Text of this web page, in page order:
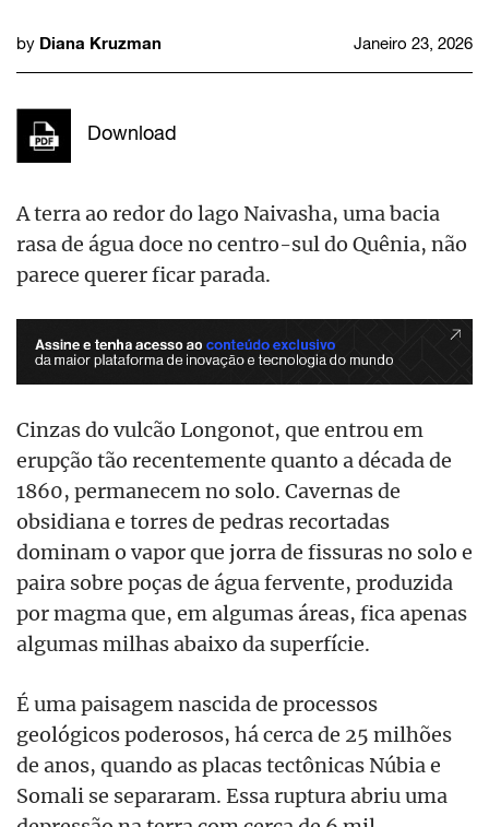
by Diana Kruzman Janeiro 23, 2026
Download
A terra ao redor do lago Naivasha, uma bacia
rasa de água doce no centro-sul do Quênia, não
parece querer ficar parada.
Cinzas do vulcão Longonot, que entrou em
erupção tão recentemente quanto a década de
1860, permanecem no solo. Cavernas de
obsidiana e torres de pedras recortadas
dominam o vapor que jorra de fissuras no solo e
paira sobre poças de água fervente, produzida
por magma que, em algumas áreas, fica apenas
algumas milhas abaixo da superfície.
É uma paisagem nascida de processos
geológicos poderosos, há cerca de 25 milhões
de anos, quando as placas tectônicas Núbia e
Somali se separaram. Essa ruptura abriu uma